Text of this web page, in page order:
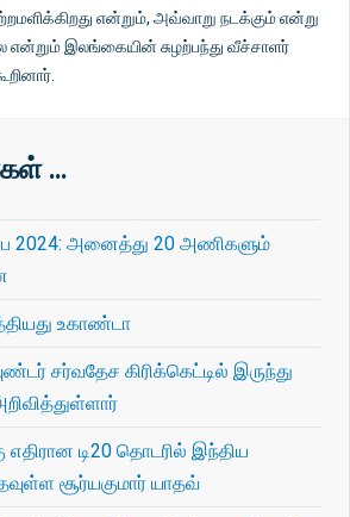
என்றும், அவ்வாறு நடக்கும் என்று
என்றும் இலங்கையின் சுழற்பந்து வீச்சாளர்
…
2024: அனைத்து 20 அணிகளும்
உகாண்டா
சர்வதேச கிரிக்கெட்டில் இருந்து
எதிரான டி20 தொடரில் இந்திய
சூர்யகுமார் யாதவ்